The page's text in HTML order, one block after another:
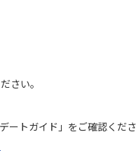
さい。
トガイド」をご確認くださ